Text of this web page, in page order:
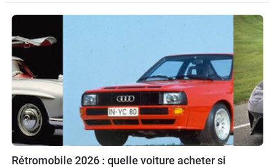
Rétromobile 2026 : quelle voiture acheter si